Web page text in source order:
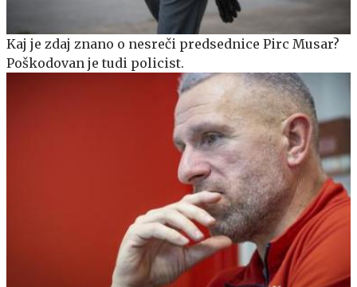
Kaj je zdaj znano o nesreči predsednice Pirc Musar?
Poškodovan je tudi policist.